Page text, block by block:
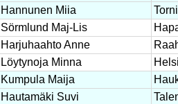
Hannunen Miia
Sörmlund Maj-Lis
Harjuhaahto Anne
Löytynoja Minna
Kumpula Maija
Hautamäki Suvi